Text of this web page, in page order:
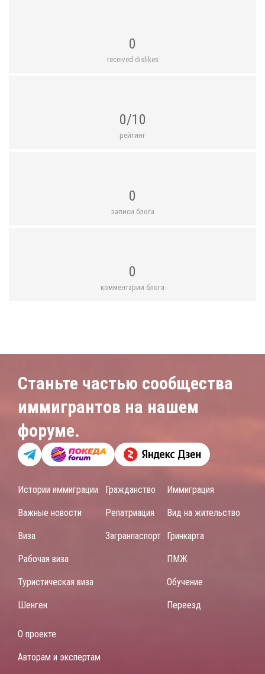
0
received dislikes
0/10
рейтинг
0
записи блога
0
комментарии блога
Станьте частью сообщества
иммигрантов на нашем
форуме.
Истории иммиграции
Важные новости
Виза
Рабочая виза
Туристическая виза
Шенген
Гражданство
Репатриация
Загранпаспорт
Иммиграция
Вид на жительство
Гринкарта
ПМЖ
Обучение
Переезд
О проекте
Авторам и экспертам